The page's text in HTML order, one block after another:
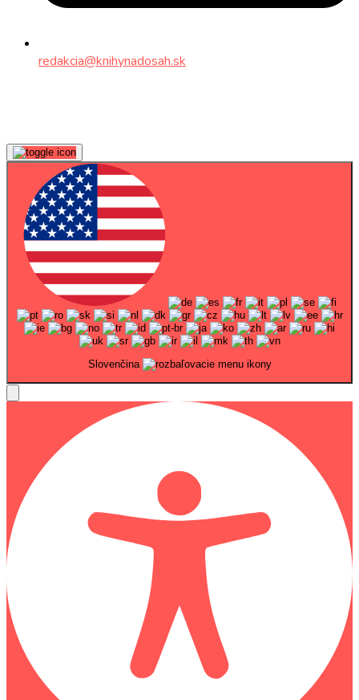
redakcia@knihynadosah.sk
Slovenčina